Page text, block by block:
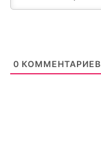
0 КОММЕНТАРИЕВ